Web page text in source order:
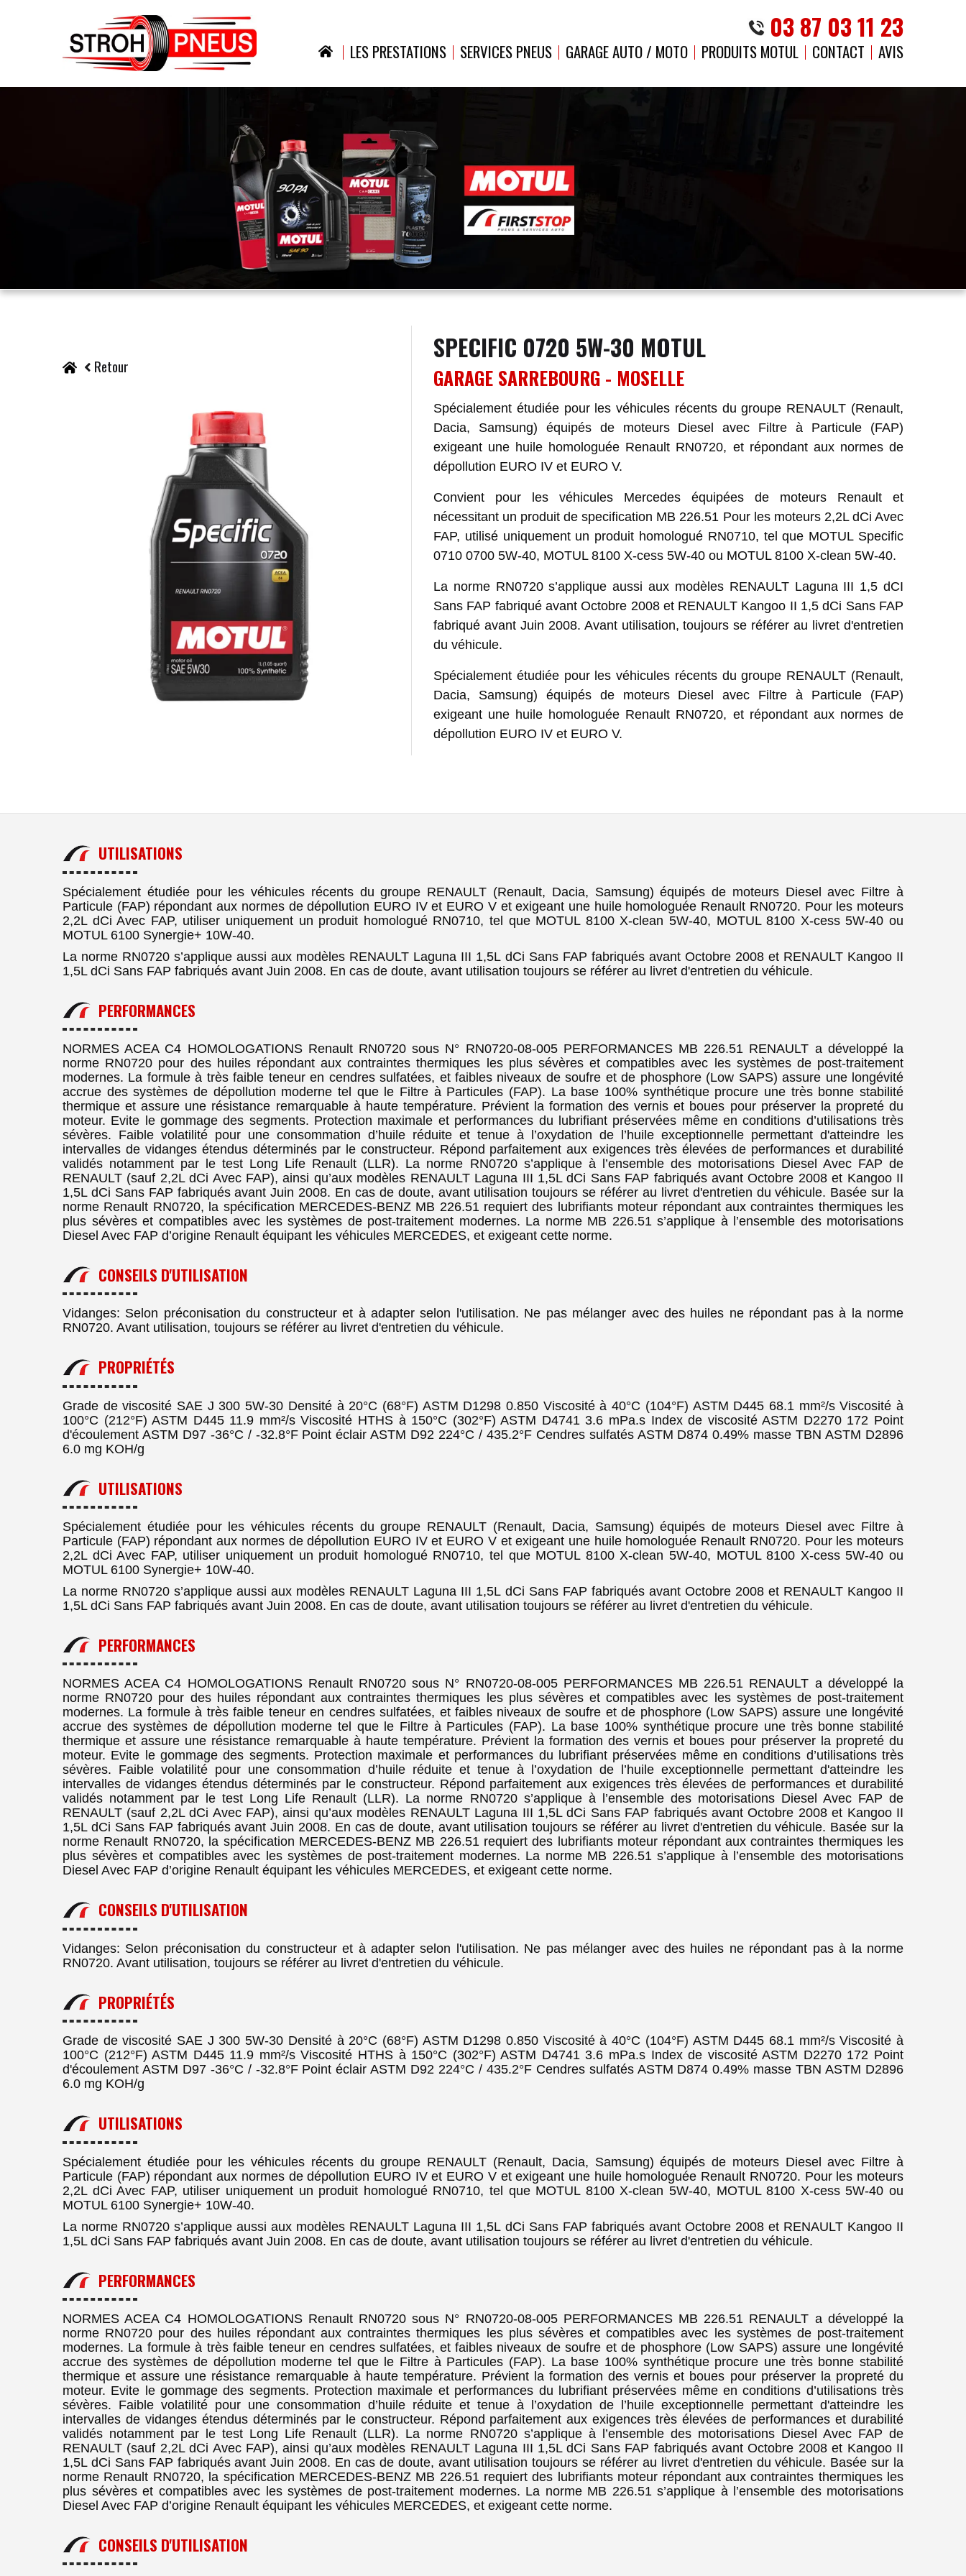
03 87 03 11 23
LES PRESTATIONS SERVICES PNEUS GARAGE AUTO / MOTO PRODUITS MOTUL CONTACT AVIS
Retour
SPECIFIC 0720 5W-30 MOTUL
GARAGE SARREBOURG - MOSELLE
Spécialement étudiée pour les véhicules récents du groupe RENAULT (Renault,
Dacia, Samsung) équipés de moteurs Diesel avec Filtre à Particule (FAP)
exigeant une huile homologuée Renault RN0720, et répondant aux normes de
dépollution EURO IV et EURO V.
Convient pour les véhicules Mercedes équipées de moteurs Renault et
nécessitant un produit de specification MB 226.51 Pour les moteurs 2,2L dCi Avec
FAP, utilisé uniquement un produit homologué RN0710, tel que MOTUL Specific
0710 0700 5W-40, MOTUL 8100 X-cess 5W-40 ou MOTUL 8100 X-clean 5W-40.
La norme RN0720 s’applique aussi aux modèles RENAULT Laguna III 1,5 dCI
Sans FAP fabriqué avant Octobre 2008 et RENAULT Kangoo II 1,5 dCi Sans FAP
fabriqué avant Juin 2008. Avant utilisation, toujours se référer au livret d'entretien
du véhicule.
Spécialement étudiée pour les véhicules récents du groupe RENAULT (Renault,
Dacia, Samsung) équipés de moteurs Diesel avec Filtre à Particule (FAP)
exigeant une huile homologuée Renault RN0720, et répondant aux normes de
dépollution EURO IV et EURO V.
UTILISATIONS
Spécialement étudiée pour les véhicules récents du groupe RENAULT (Renault, Dacia, Samsung) équipés de moteurs Diesel avec Filtre à
Particule (FAP) répondant aux normes de dépollution EURO IV et EURO V et exigeant une huile homologuée Renault RN0720. Pour les moteurs
2,2L dCi Avec FAP, utiliser uniquement un produit homologué RN0710, tel que MOTUL 8100 X-clean 5W-40, MOTUL 8100 X-cess 5W-40 ou
MOTUL 6100 Synergie+ 10W-40.
La norme RN0720 s’applique aussi aux modèles RENAULT Laguna III 1,5L dCi Sans FAP fabriqués avant Octobre 2008 et RENAULT Kangoo II
1,5L dCi Sans FAP fabriqués avant Juin 2008. En cas de doute, avant utilisation toujours se référer au livret d'entretien du véhicule.
PERFORMANCES
NORMES ACEA C4 HOMOLOGATIONS Renault RN0720 sous N° RN0720-08-005 PERFORMANCES MB 226.51 RENAULT a développé la
norme RN0720 pour des huiles répondant aux contraintes thermiques les plus sévères et compatibles avec les systèmes de post-traitement
modernes. La formule à très faible teneur en cendres sulfatées, et faibles niveaux de soufre et de phosphore (Low SAPS) assure une longévité
accrue des systèmes de dépollution moderne tel que le Filtre à Particules (FAP). La base 100% synthétique procure une très bonne stabilité
thermique et assure une résistance remarquable à haute température. Prévient la formation des vernis et boues pour préserver la propreté du
moteur. Evite le gommage des segments. Protection maximale et performances du lubrifiant préservées même en conditions d’utilisations très
sévères. Faible volatilité pour une consommation d’huile réduite et tenue à l’oxydation de l’huile exceptionnelle permettant d'atteindre les
intervalles de vidanges étendus déterminés par le constructeur. Répond parfaitement aux exigences très élevées de performances et durabilité
validés notamment par le test Long Life Renault (LLR). La norme RN0720 s’applique à l’ensemble des motorisations Diesel Avec FAP de
RENAULT (sauf 2,2L dCi Avec FAP), ainsi qu’aux modèles RENAULT Laguna III 1,5L dCi Sans FAP fabriqués avant Octobre 2008 et Kangoo II
1,5L dCi Sans FAP fabriqués avant Juin 2008. En cas de doute, avant utilisation toujours se référer au livret d'entretien du véhicule. Basée sur la
norme Renault RN0720, la spécification MERCEDES-BENZ MB 226.51 requiert des lubrifiants moteur répondant aux contraintes thermiques les
plus sévères et compatibles avec les systèmes de post-traitement modernes. La norme MB 226.51 s’applique à l’ensemble des motorisations
Diesel Avec FAP d’origine Renault équipant les véhicules MERCEDES, et exigeant cette norme.
CONSEILS D'UTILISATION
Vidanges: Selon préconisation du constructeur et à adapter selon l'utilisation. Ne pas mélanger avec des huiles ne répondant pas à la norme
RN0720. Avant utilisation, toujours se référer au livret d'entretien du véhicule.
PROPRIÉTÉS
Grade de viscosité SAE J 300 5W-30 Densité à 20°C (68°F) ASTM D1298 0.850 Viscosité à 40°C (104°F) ASTM D445 68.1 mm²/s Viscosité à
100°C (212°F) ASTM D445 11.9 mm²/s Viscosité HTHS à 150°C (302°F) ASTM D4741 3.6 mPa.s Index de viscosité ASTM D2270 172 Point
d'écoulement ASTM D97 -36°C / -32.8°F Point éclair ASTM D92 224°C / 435.2°F Cendres sulfatés ASTM D874 0.49% masse TBN ASTM D2896
6.0 mg KOH/g
UTILISATIONS
Spécialement étudiée pour les véhicules récents du groupe RENAULT (Renault, Dacia, Samsung) équipés de moteurs Diesel avec Filtre à
Particule (FAP) répondant aux normes de dépollution EURO IV et EURO V et exigeant une huile homologuée Renault RN0720. Pour les moteurs
2,2L dCi Avec FAP, utiliser uniquement un produit homologué RN0710, tel que MOTUL 8100 X-clean 5W-40, MOTUL 8100 X-cess 5W-40 ou
MOTUL 6100 Synergie+ 10W-40.
La norme RN0720 s’applique aussi aux modèles RENAULT Laguna III 1,5L dCi Sans FAP fabriqués avant Octobre 2008 et RENAULT Kangoo II
1,5L dCi Sans FAP fabriqués avant Juin 2008. En cas de doute, avant utilisation toujours se référer au livret d'entretien du véhicule.
PERFORMANCES
NORMES ACEA C4 HOMOLOGATIONS Renault RN0720 sous N° RN0720-08-005 PERFORMANCES MB 226.51 RENAULT a développé la
norme RN0720 pour des huiles répondant aux contraintes thermiques les plus sévères et compatibles avec les systèmes de post-traitement
modernes. La formule à très faible teneur en cendres sulfatées, et faibles niveaux de soufre et de phosphore (Low SAPS) assure une longévité
accrue des systèmes de dépollution moderne tel que le Filtre à Particules (FAP). La base 100% synthétique procure une très bonne stabilité
thermique et assure une résistance remarquable à haute température. Prévient la formation des vernis et boues pour préserver la propreté du
moteur. Evite le gommage des segments. Protection maximale et performances du lubrifiant préservées même en conditions d’utilisations très
sévères. Faible volatilité pour une consommation d’huile réduite et tenue à l’oxydation de l’huile exceptionnelle permettant d'atteindre les
intervalles de vidanges étendus déterminés par le constructeur. Répond parfaitement aux exigences très élevées de performances et durabilité
validés notamment par le test Long Life Renault (LLR). La norme RN0720 s’applique à l’ensemble des motorisations Diesel Avec FAP de
RENAULT (sauf 2,2L dCi Avec FAP), ainsi qu’aux modèles RENAULT Laguna III 1,5L dCi Sans FAP fabriqués avant Octobre 2008 et Kangoo II
1,5L dCi Sans FAP fabriqués avant Juin 2008. En cas de doute, avant utilisation toujours se référer au livret d'entretien du véhicule. Basée sur la
norme Renault RN0720, la spécification MERCEDES-BENZ MB 226.51 requiert des lubrifiants moteur répondant aux contraintes thermiques les
plus sévères et compatibles avec les systèmes de post-traitement modernes. La norme MB 226.51 s’applique à l’ensemble des motorisations
Diesel Avec FAP d’origine Renault équipant les véhicules MERCEDES, et exigeant cette norme.
CONSEILS D'UTILISATION
Vidanges: Selon préconisation du constructeur et à adapter selon l'utilisation. Ne pas mélanger avec des huiles ne répondant pas à la norme
RN0720. Avant utilisation, toujours se référer au livret d'entretien du véhicule.
PROPRIÉTÉS
Grade de viscosité SAE J 300 5W-30 Densité à 20°C (68°F) ASTM D1298 0.850 Viscosité à 40°C (104°F) ASTM D445 68.1 mm²/s Viscosité à
100°C (212°F) ASTM D445 11.9 mm²/s Viscosité HTHS à 150°C (302°F) ASTM D4741 3.6 mPa.s Index de viscosité ASTM D2270 172 Point
d'écoulement ASTM D97 -36°C / -32.8°F Point éclair ASTM D92 224°C / 435.2°F Cendres sulfatés ASTM D874 0.49% masse TBN ASTM D2896
6.0 mg KOH/g
UTILISATIONS
Spécialement étudiée pour les véhicules récents du groupe RENAULT (Renault, Dacia, Samsung) équipés de moteurs Diesel avec Filtre à
Particule (FAP) répondant aux normes de dépollution EURO IV et EURO V et exigeant une huile homologuée Renault RN0720. Pour les moteurs
2,2L dCi Avec FAP, utiliser uniquement un produit homologué RN0710, tel que MOTUL 8100 X-clean 5W-40, MOTUL 8100 X-cess 5W-40 ou
MOTUL 6100 Synergie+ 10W-40.
La norme RN0720 s’applique aussi aux modèles RENAULT Laguna III 1,5L dCi Sans FAP fabriqués avant Octobre 2008 et RENAULT Kangoo II
1,5L dCi Sans FAP fabriqués avant Juin 2008. En cas de doute, avant utilisation toujours se référer au livret d'entretien du véhicule.
PERFORMANCES
NORMES ACEA C4 HOMOLOGATIONS Renault RN0720 sous N° RN0720-08-005 PERFORMANCES MB 226.51 RENAULT a développé la
norme RN0720 pour des huiles répondant aux contraintes thermiques les plus sévères et compatibles avec les systèmes de post-traitement
modernes. La formule à très faible teneur en cendres sulfatées, et faibles niveaux de soufre et de phosphore (Low SAPS) assure une longévité
accrue des systèmes de dépollution moderne tel que le Filtre à Particules (FAP). La base 100% synthétique procure une très bonne stabilité
thermique et assure une résistance remarquable à haute température. Prévient la formation des vernis et boues pour préserver la propreté du
moteur. Evite le gommage des segments. Protection maximale et performances du lubrifiant préservées même en conditions d’utilisations très
sévères. Faible volatilité pour une consommation d’huile réduite et tenue à l’oxydation de l’huile exceptionnelle permettant d'atteindre les
intervalles de vidanges étendus déterminés par le constructeur. Répond parfaitement aux exigences très élevées de performances et durabilité
validés notamment par le test Long Life Renault (LLR). La norme RN0720 s’applique à l’ensemble des motorisations Diesel Avec FAP de
RENAULT (sauf 2,2L dCi Avec FAP), ainsi qu’aux modèles RENAULT Laguna III 1,5L dCi Sans FAP fabriqués avant Octobre 2008 et Kangoo II
1,5L dCi Sans FAP fabriqués avant Juin 2008. En cas de doute, avant utilisation toujours se référer au livret d'entretien du véhicule. Basée sur la
norme Renault RN0720, la spécification MERCEDES-BENZ MB 226.51 requiert des lubrifiants moteur répondant aux contraintes thermiques les
plus sévères et compatibles avec les systèmes de post-traitement modernes. La norme MB 226.51 s’applique à l’ensemble des motorisations
Diesel Avec FAP d’origine Renault équipant les véhicules MERCEDES, et exigeant cette norme.
CONSEILS D'UTILISATION